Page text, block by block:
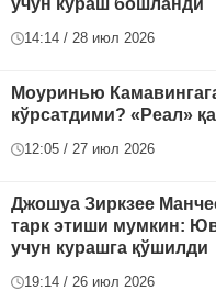
учун кураш бошланди
14:14 / 28 июл 2026
Моуринью
кўрсатдими? «Реал»
12:05 / 27 июл 2026
Джошуа Зиркзее
тарк этиши мумкин:
учун курашга қўшилди
19:14 / 26 июл 2026